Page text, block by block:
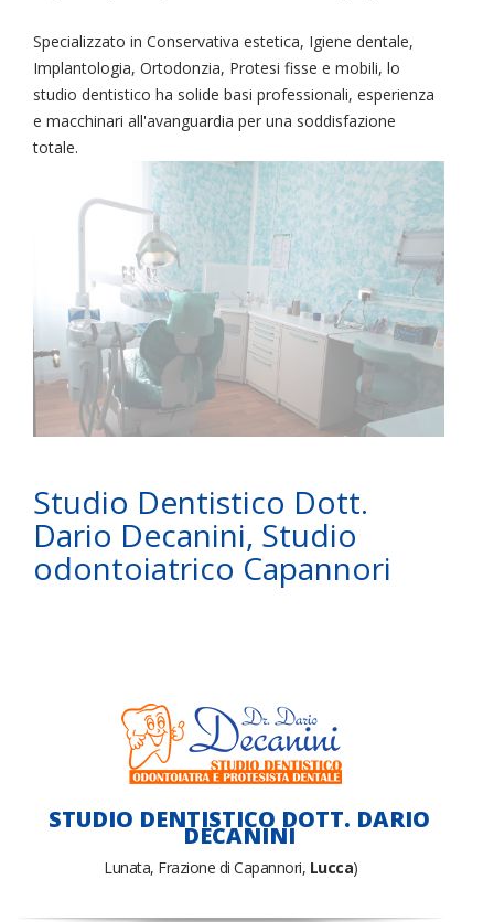
Specializzato in Conservativa estetica, Igiene dentale,
Implantologia, Ortodonzia, Protesi fisse e mobili, lo
studio dentistico ha solide basi professionali, esperienza
e macchinari all'avanguardia per una soddisfazione
totale.
Studio Dentistico Dott.
Dario Decanini, Studio
odontoiatrico Capannori
STUDIO DENTISTICO DOTT. DARIO
DECANINI
Lunata, Frazione di Capannori, Lucca)